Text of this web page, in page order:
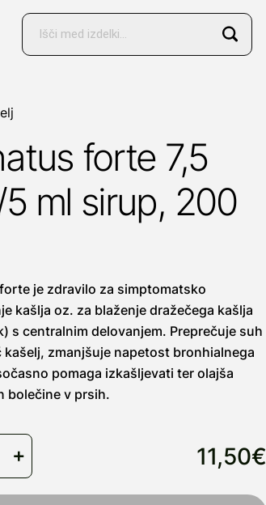
Products
search
forte 7,5
ml sirup, 200
je zdravilo za simptomatsko
kašlja oz. za blaženje dražečega kašlja
s centralnim delovanjem. Preprečuje suh
kašelj, zmanjšuje napetost bronhialnega
pomaga izkašljevati ter olajša
bolečine v prsih.
11,50€